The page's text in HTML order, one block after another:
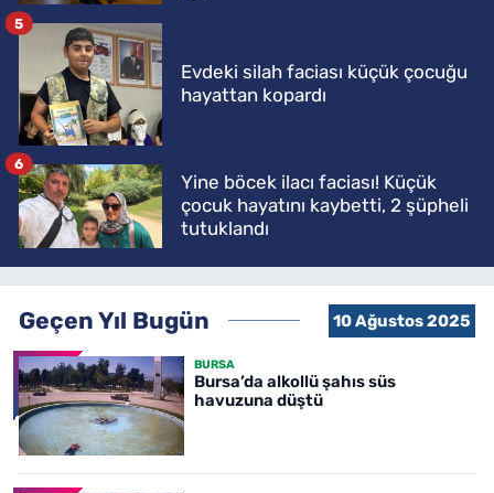
Evdeki silah faciası küçük çocuğu
hayattan kopardı
5
Yine böcek ilacı faciası! Küçük
çocuk hayatını kaybetti, 2 şüpheli
tutuklandı
6
Geçen Yıl Bugün 10 Ağustos 2025
BURSA
Bursa’da alkollü şahıs süs
havuzuna düştü